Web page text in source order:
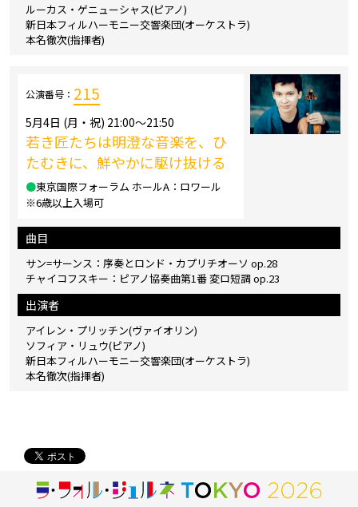
ルーカス・ゲニューシャス(ピアノ)
新日本フィルハーモニー交響楽団(オーケストラ)
本名徹次(指揮者)
公演番号： 215
5月4日 (月・祝) 21:00～21:50
若き匠たちは明澄な音楽を、ひ
たむきに、鮮やかに駆け抜ける
●東京国際フォーラム ホールA：ロワール
※6歳以上入場可
曲目
サン=サーンス：序奏とロンド・カプリチオーソ op.28
チャイコフスキー：ピアノ協奏曲第1番 変ロ短調 op.23
出演者
アイレン・プリッチン(ヴァイオリン)
ソフィア・リュウ(ピアノ)
新日本フィルハーモニー交響楽団(オーケストラ)
本名徹次(指揮者)